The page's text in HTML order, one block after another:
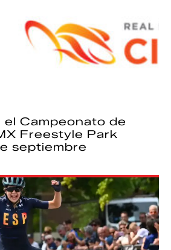
Campeonato de
Freestyle Park
septiembre